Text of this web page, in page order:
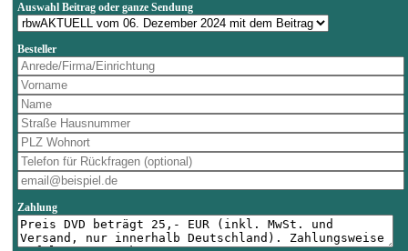
Auswahl Beitrag oder ganze Sendung
Besteller
Zahlung